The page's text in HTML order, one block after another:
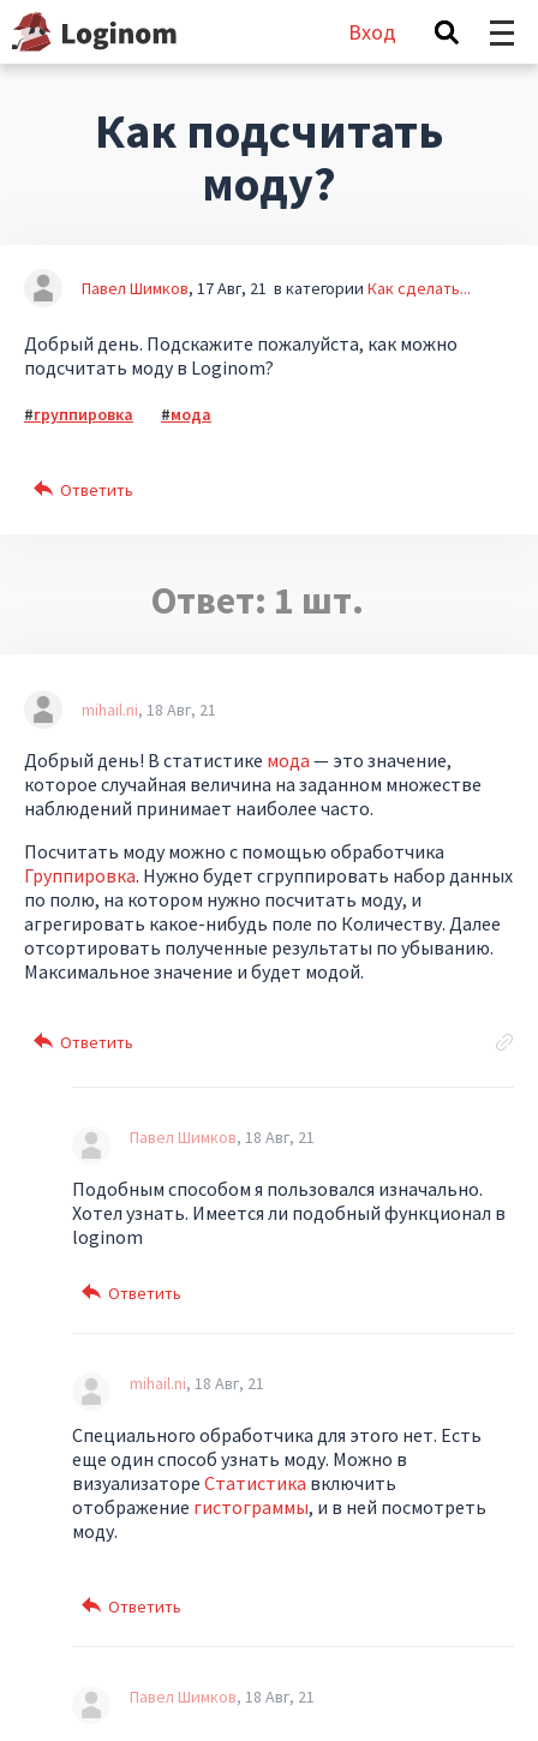
Вход
Как подсчитать
моду?
Павел Шимков 17 Авг, 21 в категории Как сделать...
Добрый день. Подскажите пожалуйста, как можно
подсчитать моду в Loginom?
группировка мода
Ответ: 1 шт.
mihail.ni 18 Авг, 21
Добрый день! В статистике мода — это значение,
которое случайная величина на заданном множестве
наблюдений принимает наиболее часто.
Посчитать моду можно с помощью обработчика
Группировка. Нужно будет сгруппировать набор данных
по полю, на котором нужно посчитать моду, и
агрегировать какое-нибудь поле по Количеству. Далее
отсортировать полученные результаты по убыванию.
Максимальное значение и будет модой.
Павел Шимков 18 Авг, 21
Подобным способом я пользовался изначально.
Хотел узнать. Имеется ли подобный функционал в
loginom
mihail.ni 18 Авг, 21
Специального обработчика для этого нет. Есть
еще один способ узнать моду. Можно в
визуализаторе Статистика включить
отображение гистограммы, и в ней посмотреть
моду.
Павел Шимков 18 Авг, 21